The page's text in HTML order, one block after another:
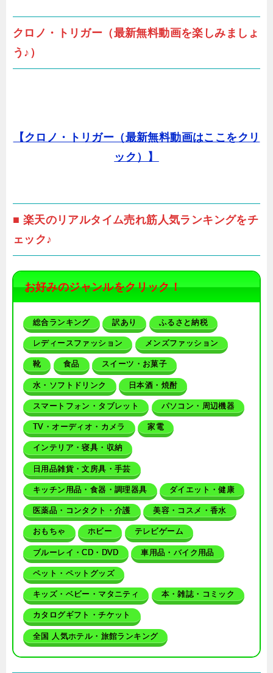
クロノ・トリガー（最新無料動画を楽しみましょ
う♪）
【クロノ・トリガー（最新無料動画はここをクリ
ック）】
■ 楽天のリアルタイム売れ筋人気ランキングをチ
ェック♪
お好みのジャンルをクリック！
総合ランキング 訳あり ふるさと納税
レディースファッション メンズファッション
靴 食品 スイーツ・お菓子
水・ソフトドリンク 日本酒・焼酎
スマートフォン・タブレット パソコン・周辺機器
TV・オーディオ・カメラ 家電
インテリア・寝具・収納
日用品雑貨・文房具・手芸
キッチン用品・食器・調理器具 ダイエット・健康
医薬品・コンタクト・介護 美容・コスメ・香水
おもちゃ ホビー テレビゲーム
ブルーレイ・CD・DVD 車用品・バイク用品
ペット・ペットグッズ
キッズ・ベビー・マタニティ 本・雑誌・コミック
カタログギフト・チケット
全国 人気ホテル・旅館ランキング